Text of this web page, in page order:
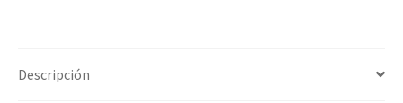
Descripción